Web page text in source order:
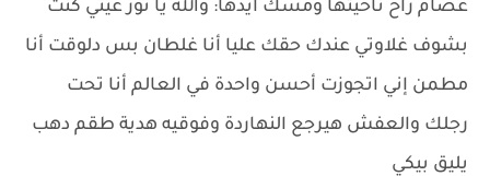
عصام راح ناحيتها ومسك ايدها: والله يا نور عيني كنت
بشوف غلاوتي عندك حقك عليا أنا غلطان بس دلوقت أنا
مطمن إني اتجوزت أحسن واحدة في العالم أنا تحت
رجلك والعفش هيرجع النهاردة وفوقيه هدية طقم دهب
يليق بيكي